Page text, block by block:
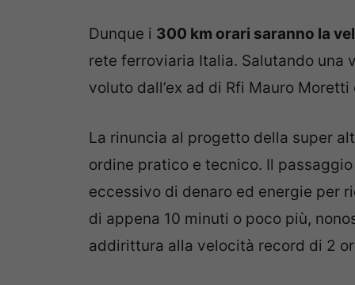
Dunque i 300 km orari saranno la
rete ferroviaria Italia. Salutando una
voluto dall’ex ad di Rfi Mauro
La rinuncia al progetto della super
ordine pratico e tecnico. Il
eccessivo di denaro ed energie per
di appena 10 minuti o poco più,
addirittura alla velocità record di 2